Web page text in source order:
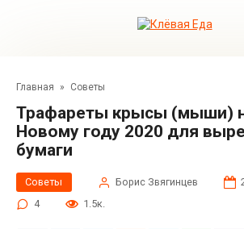
Главная » Советы
Трафареты крысы (мыши) на окно к
Новому году 2020 для
бумаги
Советы Борис Звягинцев
4
1.5к.